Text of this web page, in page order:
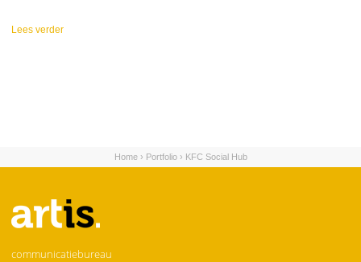
Lees verder
U bent hier
Home› Portfolio› KFC Social Hub
communicatiebureau